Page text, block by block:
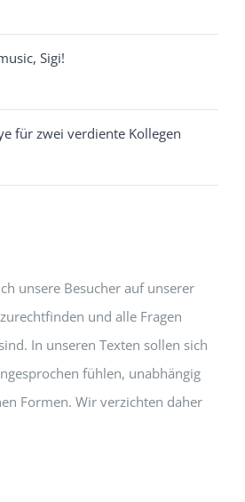
Sigi!
für zwei verdiente Kollegen
unsere Besucher auf unserer
und alle Fragen
In unseren Texten sollen sich
fühlen, unabhängig
Formen. Wir verzichten daher